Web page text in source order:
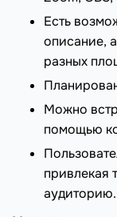
Есть
описание,
разных
Можно
помощью
привлекая
аудиторию.